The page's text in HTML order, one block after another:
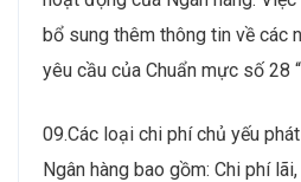
bổ sung thêm thông tin về các
yêu cầu của Chuẩn mực số 28
09.Các loại chi phí chủ yếu
Ngân hàng bao gồm: Chi phí